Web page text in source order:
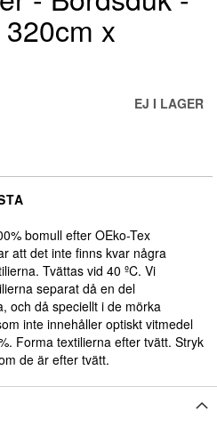
x
EJ I LAGER
bomull efter OEko-Tex
att det inte finns kvar några
Tvättas vid 40 ºC. Vi
separat då en del
och då speciellt i de mörka
inte innehåller optiskt vitmedel
Forma textilierna efter tvätt. Stryk
de är efter tvätt.